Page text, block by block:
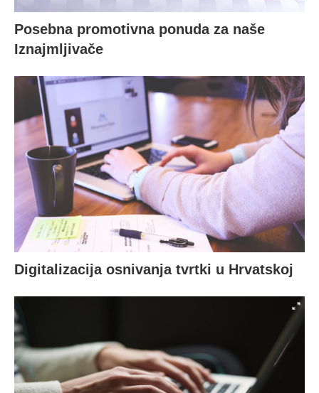
Posebna promotivna ponuda za naše
Iznajmljivače
Digitalizacija osnivanja tvrtki u Hrvatskoj